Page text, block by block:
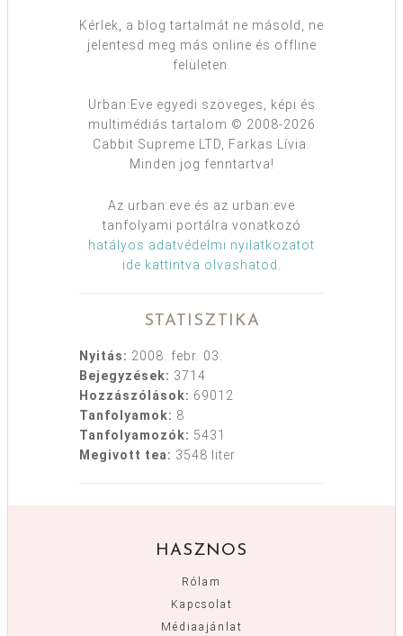
Kérlek, a blog tartalmát ne másold, ne
jelentesd meg más online és offline
felületen.
Urban:Eve egyedi szöveges, képi és
multimédiás tartalom © 2008-2026
Cabbit Supreme LTD, Farkas Lívia.
Minden jog fenntartva!
Az urban:eve és az urban:eve
tanfolyami portálra vonatkozó
hatályos adatvédelmi nyilatkozatot
ide kattintva olvashatod
STATISZTIKA
Nyitás: 2008. febr. 03.
Bejegyzések: 3714
Hozzászólások: 69012
Tanfolyamok: 8
Tanfolyamozók: 5431
Megivott tea: 3548 liter
HASZNOS
Rólam
Kapcsolat
Médiaajánlat